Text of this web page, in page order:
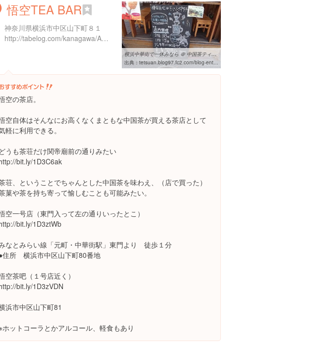
悟空TEA BAR
神奈川県横浜市中区山下町８１
http://tabelog.com/kanagawa/A1401/A140105/14014194/
横浜中華街で一休みなら ＠ 中国茶ティーバー 悟空 TEA BAR｜美味しそうな
出典： tetsuan.blog97.fc2.com/blog-entry-1149.html
空の茶店。
空自体はそんなにお高くなくまともな中国茶が買える茶店として
軽に利用できる。
どうも茶荘だけ関帝廟前の通りみたい
bit.ly/1D3C6ak
荘、ということでちゃんとした中国茶を味わえ、（店で買った）
菓や茶を持ち寄って愉しむことも可能みたい。
空一号店（東門入って左の通りいったとこ）
bit.ly/1D3ztWb
なとみらい線「元町・中華街駅」東門より 徒歩１分
住所 横浜市中区山下町80番地
空茶吧（１号店近く）
bit.ly/1D3zVDN
浜市中区山下町81
ホットコーラとかアルコール、軽食もあり